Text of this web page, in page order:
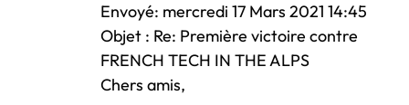
Envoyé: mercredi 17 Mars 2021 14:45
Objet : Re: Première victoire contre
FRENCH TECH IN THE ALPS
Chers amis,